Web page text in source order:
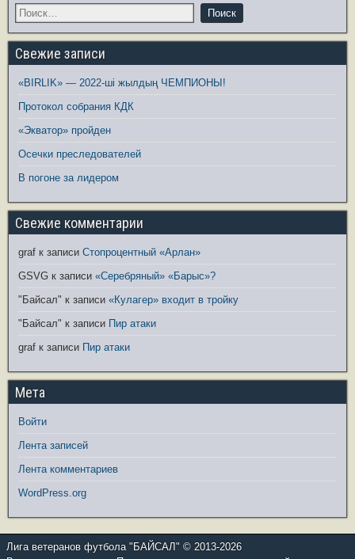
Свежие записи
«BIRLIK» — 2022-ші жылдың ЧЕМПИОНЫ!
Протокол собрания КДК
«Экватор» пройден
Осечки преследователей
В погоне за лидером
Свежие комментарии
graf к записи Стопроцентный «Арлан»
GSVG к записи «Серебряный» «Барыс»?
"Байсал" к записи «Кулагер» входит в тройку
"Байсал" к записи Пир атаки
graf к записи Пир атаки
Мета
Войти
Лента записей
Лента комментариев
WordPress.org
Лига ветеранов футбола "БАЙСАЛ" © 2013-2026